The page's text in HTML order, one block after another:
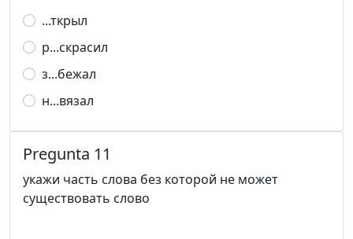
...ткрыл
р...скрасил
з...бежал
н...вязал
Pregunta 11
укажи часть слова без которой не может
существовать слово